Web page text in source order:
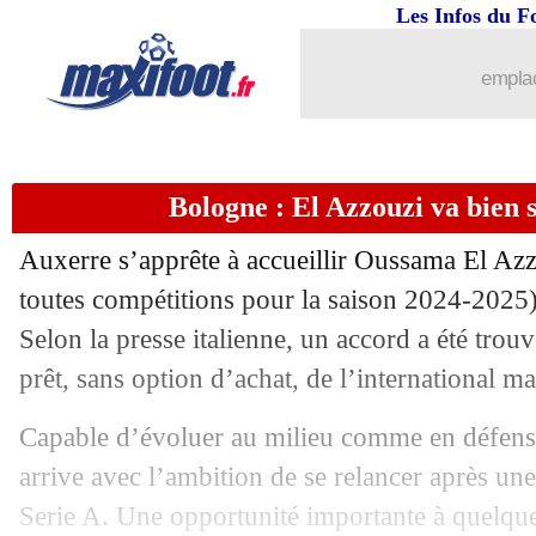
Les Infos du
Bologne : El Azzouzi va bien
Auxerre s’apprête à accueillir Oussama El
toutes compétitions pour la saison 2024-
Selon la presse italienne, un accord a été
prêt, sans option d’achat, de l’international
Capable d’évoluer au milieu comme en
arrive avec l’ambition de se relancer après
Serie A. Une opportunité importante à
Lille: André va finalement prolonger
26/07 Monaco
26/07 Lyon: Everton avance pour Fofana
26/07 Man City : Rodri, le Real temporise
26/07 Lille: Djiku dans le viseur
26/07 Betis: Valentin Gomez pour 5,5 M€
26/07 Arsenal: le Real fixé pour Saliba
26/07 Amical: Nice s'impose contre